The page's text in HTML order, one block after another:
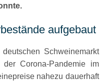
aufgebaut
Schweinemarkt
Corona-Pandemie im
nahezu dauerhaft